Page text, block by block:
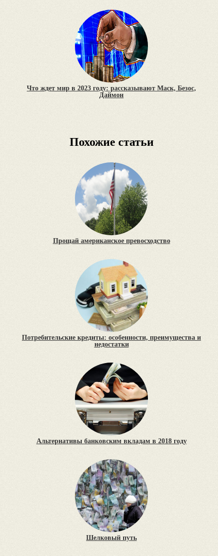
Что ждет мир в 2023 году: рассказывают Маск, Безос,
Даймон
Похожие статьи
Прощай американское превосходство
Потребительские кредиты: особенности, преимущества и
недостатки
Альтернативы банковским вкладам в 2018 году
Шелковый путь